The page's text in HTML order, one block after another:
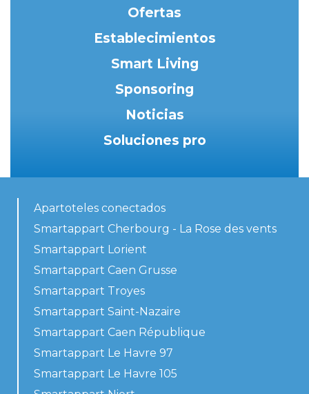
Ofertas
Establecimientos
Smart Living
Sponsoring
Noticias
Soluciones pro
Apartoteles conectados
Smartappart Cherbourg - La Rose des vents
Smartappart Lorient
Smartappart Caen Grusse
Smartappart Troyes
Smartappart Saint-Nazaire
Smartappart Caen République
Smartappart Le Havre 97
Smartappart Le Havre 105